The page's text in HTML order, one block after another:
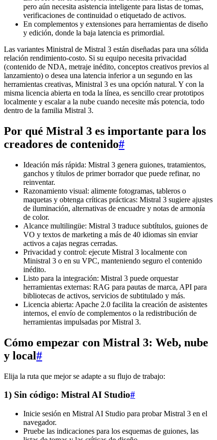
pero aún necesita asistencia inteligente para listas de tomas,
verificaciones de continuidad o etiquetado de activos.
En complementos y extensiones para herramientas de diseño
y edición, donde la baja latencia es primordial.
Las variantes Ministral de Mistral 3 están diseñadas para una sólida
relación rendimiento-costo. Si su equipo necesita privacidad
(contenido de NDA, metraje inédito, conceptos creativos previos al
lanzamiento) o desea una latencia inferior a un segundo en las
herramientas creativas, Ministral 3 es una opción natural. Y con la
misma licencia abierta en toda la línea, es sencillo crear prototipos
localmente y escalar a la nube cuando necesite más potencia, todo
dentro de la familia Mistral 3.
Por qué Mistral 3 es importante para los
creadores de contenido#
Ideación más rápida: Mistral 3 genera guiones, tratamientos,
ganchos y títulos de primer borrador que puede refinar, no
reinventar.
Razonamiento visual: alimente fotogramas, tableros o
maquetas y obtenga críticas prácticas: Mistral 3 sugiere ajustes
de iluminación, alternativas de encuadre y notas de armonía
de color.
Alcance multilingüe: Mistral 3 traduce subtítulos, guiones de
VO y textos de marketing a más de 40 idiomas sin enviar
activos a cajas negras cerradas.
Privacidad y control: ejecute Mistral 3 localmente con
Ministral 3 o en su VPC, manteniendo seguro el contenido
inédito.
Listo para la integración: Mistral 3 puede orquestar
herramientas externas: RAG para pautas de marca, API para
bibliotecas de activos, servicios de subtitulado y más.
Licencia abierta: Apache 2.0 facilita la creación de asistentes
internos, el envío de complementos o la redistribución de
herramientas impulsadas por Mistral 3.
Cómo empezar con Mistral 3: Web, nube
y local#
Elija la ruta que mejor se adapte a su flujo de trabajo:
1) Sin código: Mistral AI Studio#
Inicie sesión en Mistral AI Studio para probar Mistral 3 en el
navegador.
Pruebe las indicaciones para los esquemas de guiones, las